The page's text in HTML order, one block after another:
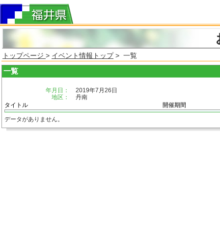
トップページ > イベント情報トップ> 一覧
一覧
年月日：
2019年7月26日
地区：
丹南
タイトル
開催期間
データがありません。